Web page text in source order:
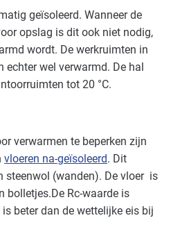
geïsoleerd. Wanneer de
opslag is dit ook niet nodig,
wordt. De werkruimten in
echter wel verwarmd. De hal
tot 20 °C.
verwarmen te beperken zijn
vloeren na-geïsoleerd. Dit
steenwol (wanden). De vloer is
bolletjes.De Rc-waarde is
beter dan de wettelijke eis bij